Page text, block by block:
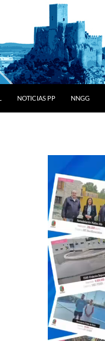
NOTICIAS PP NNGG